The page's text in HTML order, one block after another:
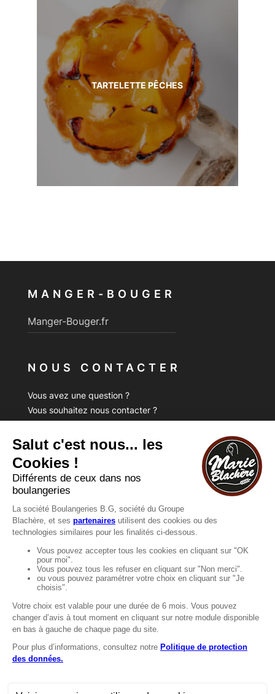
TARTELETTE PÊCHES
MANGER-BOUGER
Manger-Bouger.fr
NOUS CONTACTER
Vous avez une question ?
Vous souhaitez nous contacter ?
FAQ
Recrutement
MENTIONS
Mentions légales
Protection des données
LignÉthique
Caractéristiques environnementales des
emballages